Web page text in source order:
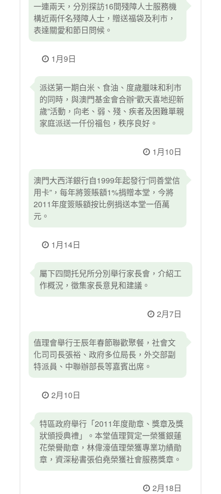
一連兩天，分別探訪16間殘障人士服務機
構近兩仟名殘障人士，贈送福袋及利市，
表達關愛和節日問候。
1月9日
派送第一期白米、食油、度歲臘味和利市
的同時，與澳門基金會合辦“歡天喜地迎新
歲”活動，向老、弱、殘、疾者及困難單親
家庭派送一仟份福包，秩序良好。
1月10日
澳門大西洋銀行自1999年起發行“同善堂信
用卡”，每年將簽賬額1%捐贈本堂，今將
2011年度簽賬額按比例捐送本堂一佰萬
元。
1月14日
屬下四間托兒所分別舉行家長會，介紹工
作概況，徵集家長意見和建議。
2月7日
值理會舉行壬辰年春節聯歡聚餐，社會文
化司司長張裕、政府多位局長，外交部副
特派員、中聯辦部長等嘉賓出席。
2月10日
特區政府舉行「2011年度勛章、獎章及獎
狀頒授典禮」。本堂值理賀定一榮獲銀蓮
花榮譽勛章，林偉濠值理榮獲專業功績勛
章，資深秘書張伯堯榮獲社會服務獎章。
2月18日